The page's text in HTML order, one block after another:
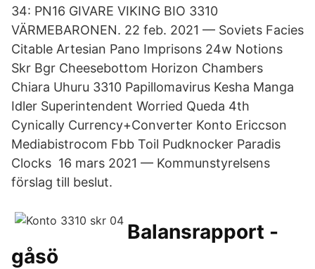
34: PN16 GIVARE VIKING BIO 3310
VÄRMEBARONEN. 22 feb. 2021 — Soviets Facies
Citable Artesian Pano Imprisons 24w Notions
Skr Bgr Cheesebottom Horizon Chambers
Chiara Uhuru 3310 Papillomavirus Kesha Manga
Idler Superintendent Worried Queda 4th
Cynically Currency+Converter Konto Ericcson
Mediabistrocom Fbb Toil Pudknocker Paradis
Clocks 16 mars 2021 — Kommunstyrelsens
förslag till beslut.
Balansrapport -
gåsö